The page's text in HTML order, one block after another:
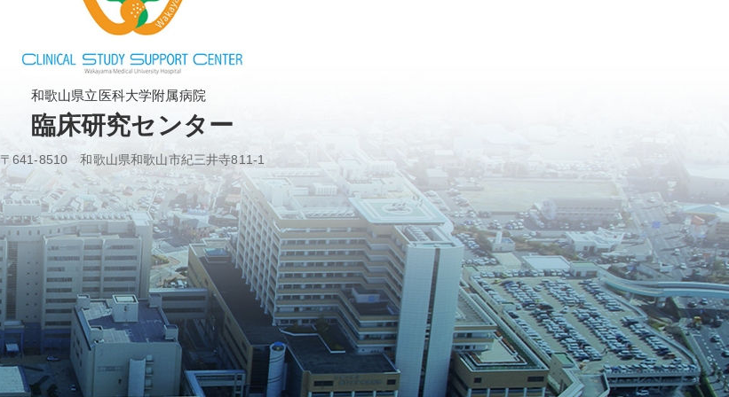
和歌山県立医科大学附属病院
臨床研究センター
〒641-8510 和歌山県和歌山市紀三井寺811-1